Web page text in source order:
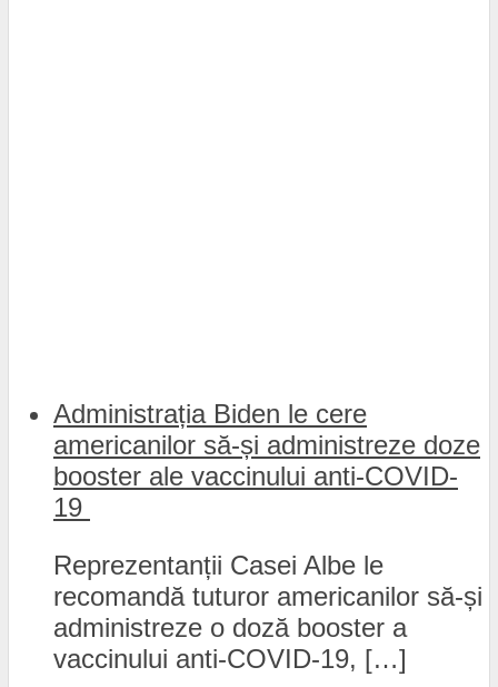
Administrația Biden le cere
americanilor să-și administreze doze
booster ale vaccinului anti-COVID-
19
Reprezentanții Casei Albe le
recomandă tuturor americanilor să-și
administreze o doză booster a
vaccinului anti-COVID-19, […]